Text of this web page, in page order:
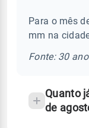
sobre
chuva
Para o mês
mm na
Fonte: 30
Quanto
de